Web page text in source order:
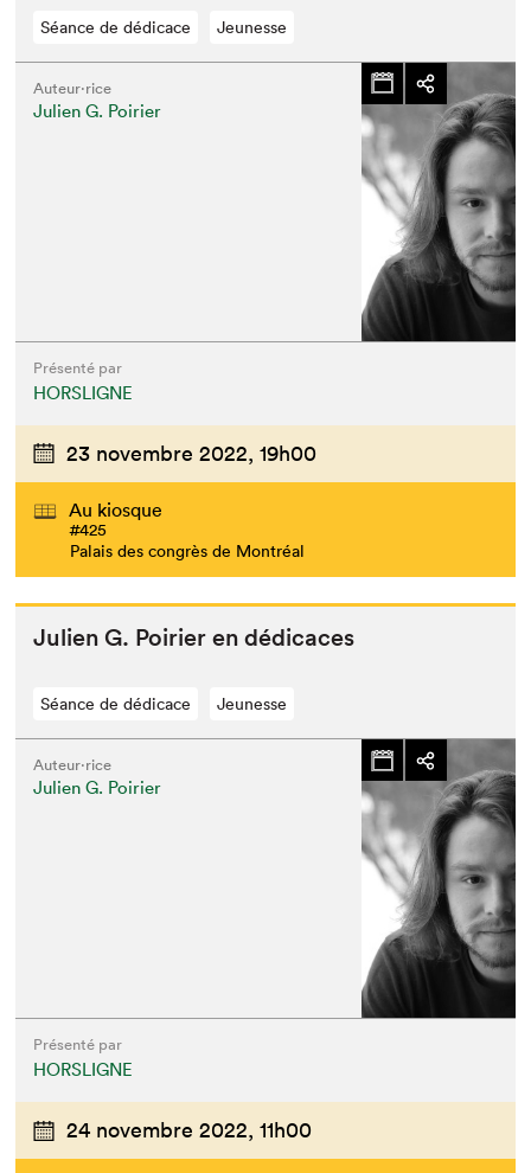
Séance de dédicace Jeunesse
Auteur·rice
Julien G. Poirier
Présenté par
HORSLIGNE
23 novembre 2022, 19h00
Au kiosque
#425
Palais des congrès de Montréal
Julien G. Poiri­er en dédicaces
Séance de dédicace Jeunesse
Auteur·rice
Julien G. Poirier
Présenté par
HORSLIGNE
24 novembre 2022, 11h00